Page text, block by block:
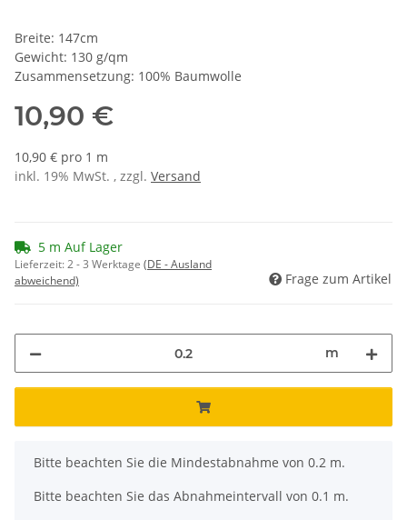
Breite: 147cm
Gewicht: 130 g/qm
Zusammensetzung: 100% Baumwolle
10,90 €
10,90 € pro 1 m
inkl. 19% MwSt. , zzgl. Versand
5 m Auf Lager
Lieferzeit:2 - 3 Werktage (DE - Ausland
abweichend)
Frage zum Artikel
m
x
Bitte beachten Sie die Mindestabnahme von 0.2 m.
Bitte beachten Sie das Abnahmeintervall von 0.1 m.